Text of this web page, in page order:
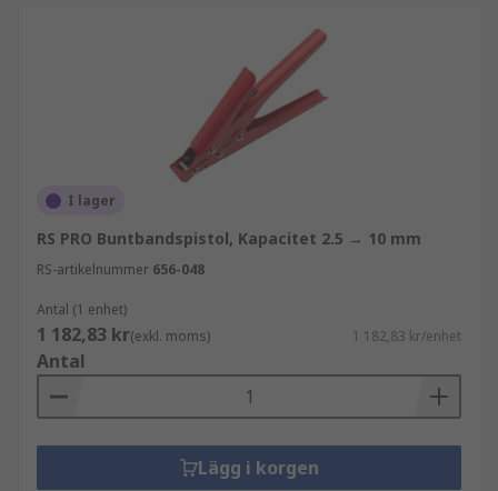
I lager
RS PRO Buntbandspistol, Kapacitet 2.5 → 10 mm
RS-artikelnummer 656-048
Antal (1 enhet)
1 182,83 kr(exkl. moms) 1 182,83 kr/enhet
Antal
Lägg i korgen